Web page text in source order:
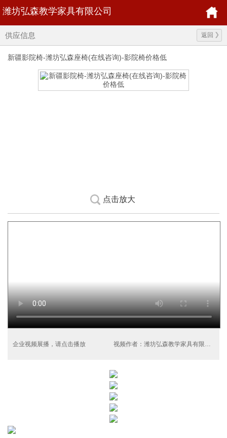
潍坊弘森教学家具有限公司
供应信息 返回
新疆影院椅-潍坊弘森座椅(在线咨询)-影院椅价格低
点击放大
企业视频展播，请点击播放 视频作者：潍坊弘森教学家具有限公司